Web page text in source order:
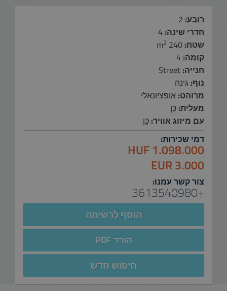
רובע:
חדרי שינה: 4
שטח:
2
קומה:
חנייה:
נוף: גינה
מרוהט: אופציונאלי
מעלית: כֵּן
עם מיזוג אוויר: כֵּן
דמי שכירות:
1.098.000 HUF
3.000 EUR
צור קשר עמנו:
+3613540980
הוסף לרשימה
הורד PDF
חיפוש חדש